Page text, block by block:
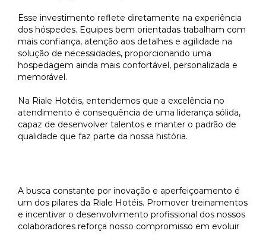
Esse investimento reflete diretamente na experiência
dos hóspedes. Equipes bem orientadas trabalham com
mais confiança, atenção aos detalhes e agilidade na
solução de necessidades, proporcionando uma
hospedagem ainda mais confortável, personalizada e
memorável.
Na Riale Hotéis, entendemos que a excelência no
atendimento é consequência de uma liderança sólida,
capaz de desenvolver talentos e manter o padrão de
qualidade que faz parte da nossa história.
A busca constante por inovação e aperfeiçoamento é
um dos pilares da Riale Hotéis. Promover treinamentos
e incentivar o desenvolvimento profissional dos nossos
colaboradores reforça nosso compromisso em evoluir